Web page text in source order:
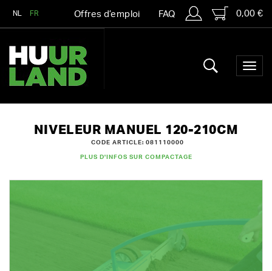
NL FR Offres d’emploi FAQ 0,00 €
NIVELEUR MANUEL 120-210CM
CODE ARTICLE: 081110000
PLUS D'INFOS SUR COMPACTAGE